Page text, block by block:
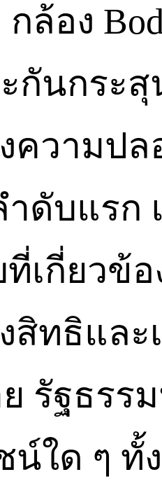
ล้อง
ะกันกระ
ความป
ดับแรก
ที่เกี่ยวข้
สิทธิแล
รัฐธรร
น์ใด ๆ ทั้